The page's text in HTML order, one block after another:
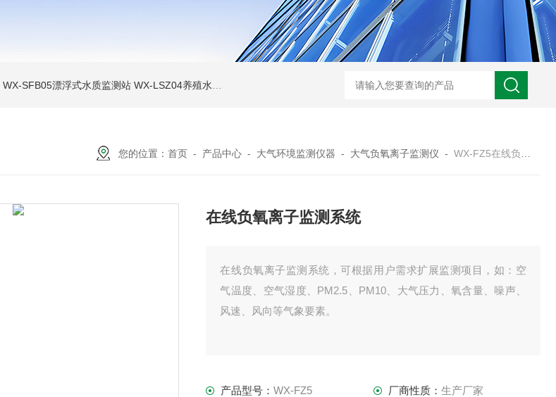
WX-SFB05漂浮式水质监测站 WX-LSZ04养殖水质监测设备 WX-WMSM微型多参数水质监测站 WX-BN20能见度监测仪
您的位置：首页 - 产品中心 - 大气环境监测仪器 - 大气负氧离子监测仪 -WX-FZ5在线负氧离子监测系统
在线负氧离子监测系统
在线负氧离子监测系统，可根据用户需求扩展监测项目，如：空
气温度、空气湿度、PM2.5、PM10、大气压力、氧含量、噪声、
风速、风向等气象要素。
产品型号：WX-FZ5 厂商性质： 生产厂家